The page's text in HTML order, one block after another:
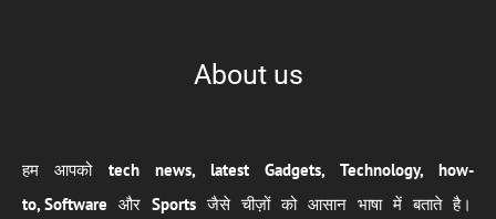
About us
हम आपको tech news, latest Gadgets, Technology, how-
to, Software और Sports जैसे चीज़ों को आसान भाषा में बताते है।